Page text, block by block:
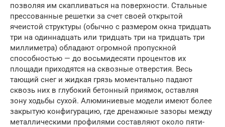
позволяя им скапливаться на поверхности. Стальные
прессованные решетки за счет своей открытой
ячеистой структуры (обычно с размером окна тридцать
три на одиннадцать или тридцать три на тридцать три
миллиметра) обладают огромной пропускной
способностью — до восьмидесяти процентов их
площади приходятся на сквозные отверстия. Весь
тающий снег и жидкая грязь моментально падают
сквозь них в глубокий бетонный приямок, оставляя
зону ходьбы сухой. Алюминиевые модели имеют более
закрытую конфигурацию, где дренажные зазоры между
металлическими профилями составляют около пяти-